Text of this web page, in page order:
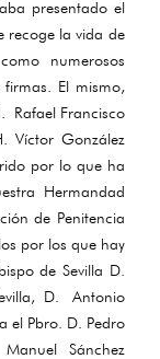
presentado el
recoge la vida de
numerosos
El mismo,
Rafael Francisco
Víctor González
por lo que ha
Hermandad
de Penitencia
por los que hay
de Sevilla D.
D. Antonio
el Pbro. D. Pedro
Sánchez